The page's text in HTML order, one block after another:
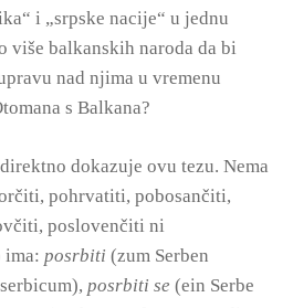
i „srpske nacije“ u jednu
više balkanskih naroda da bi
nad njima u vremenu
s Balkana?
dokazuje ovu tezu. Nema
pohrvatiti, pobosančiti,
poslovenčiti ni
ima: posrbiti (zum Serben
posrbiti se (ein Serbe